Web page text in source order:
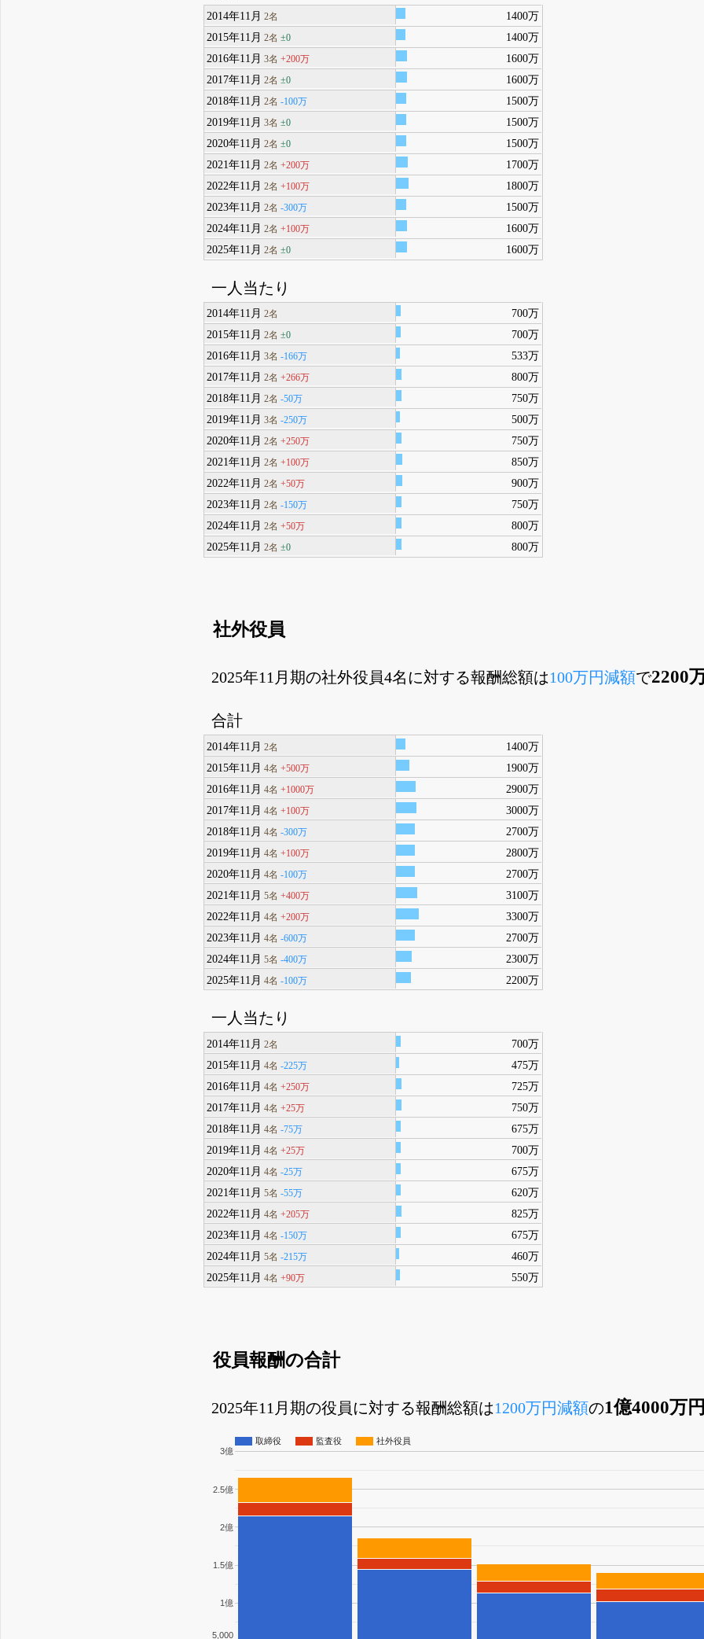
2014年11月2名
1400万
2015年11月2名 ±0
1400万
2016年11月3名 +200万
1600万
2017年11月2名 ±0
1600万
2018年11月2名 -100万
1500万
2019年11月3名 ±0
1500万
2020年11月2名 ±0
1500万
2021年11月2名 +200万
1700万
2022年11月2名 +100万
1800万
2023年11月2名 -300万
1500万
2024年11月2名 +100万
1600万
2025年11月2名 ±0 1600万
一人当たり
2014年11月2名
700万
2015年11月2名 ±0
700万
2016年11月3名 -166万
533万
2017年11月2名 +266万
800万
2018年11月2名 -50万
750万
2019年11月3名 -250万
500万
2020年11月2名 +250万
750万
2021年11月2名 +100万
850万
2022年11月2名 +50万
900万
2023年11月2名 -150万
750万
2024年11月2名 +50万
800万
2025年11月2名 ±0 800万
社外役員
2025年11月期の社外役員4名に対する報酬総額は100万円減額で2200
合計
2014年11月2名
1400万
2015年11月4名 +500万
1900万
2016年11月4名 +1000万
2900万
2017年11月4名 +100万
3000万
2018年11月4名 -300万
2700万
2019年11月4名 +100万
2800万
2020年11月4名 -100万
2700万
2021年11月5名 +400万
3100万
2022年11月4名 +200万
3300万
2023年11月4名 -600万
2700万
2024年11月5名 -400万
2300万
2025年11月4名 -100万 2200万
一人当たり
2014年11月2名
700万
2015年11月4名 -225万
475万
2016年11月4名 +250万
725万
2017年11月4名 +25万
750万
2018年11月4名 -75万
675万
2019年11月4名 +25万
700万
2020年11月4名 -25万
675万
2021年11月5名 -55万
620万
2022年11月4名 +205万
825万
2023年11月4名 -150万
675万
2024年11月5名 -215万
460万
2025年11月4名 +90万 550万
役員報酬の合計
2025年11月期の役員に対する報酬総額は1200万円減額の1億4000万
取締役 監査役 社外役員
5,000
1億
1.5億
2億
2.5億
3億